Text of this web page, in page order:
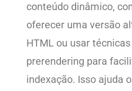
conteúdo dinâmico,
oferecer uma versão
HTML ou usar
prerendering para
indexação. Isso ajuda